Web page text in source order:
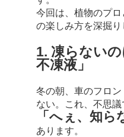
今回は、植物のプ
の楽しみ方を深掘
1. 凍らない
不凍液」
冬の朝、車のフロ
ない。これ、不思
「へぇ、知
あります。